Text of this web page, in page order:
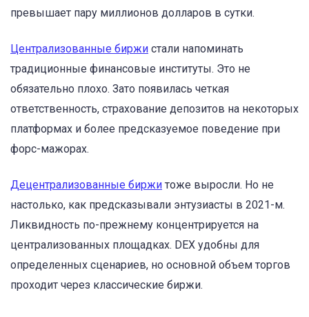
превышает пару миллионов долларов в сутки.
Централизованные биржи стали напоминать
традиционные финансовые институты. Это не
обязательно плохо. Зато появилась четкая
ответственность, страхование депозитов на некоторых
платформах и более предсказуемое поведение при
форс-мажорах.
Децентрализованные биржи тоже выросли. Но не
настолько, как предсказывали энтузиасты в 2021-м.
Ликвидность по-прежнему концентрируется на
централизованных площадках. DEX удобны для
определенных сценариев, но основной объем торгов
проходит через классические биржи.